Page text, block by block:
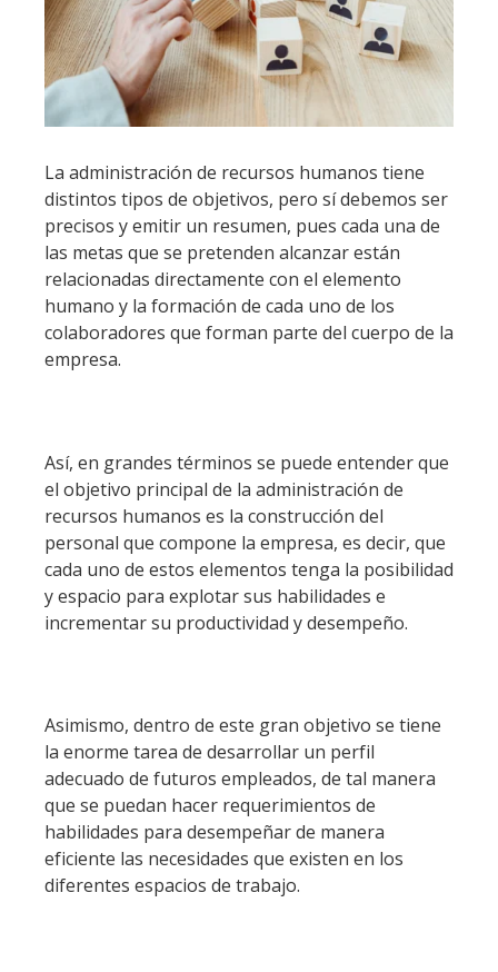
La administración de recursos humanos tiene
distintos tipos de objetivos, pero sí debemos ser
precisos y emitir un resumen, pues cada una de
las metas que se pretenden alcanzar están
relacionadas directamente con el elemento
humano y la formación de cada uno de los
colaboradores que forman parte del cuerpo de la
empresa.
Así, en grandes términos se puede entender que
el objetivo principal de la administración de
recursos humanos es la construcción del
personal que compone la empresa, es decir, que
cada uno de estos elementos tenga la posibilidad
y espacio para explotar sus habilidades e
incrementar su productividad y desempeño.
Asimismo, dentro de este gran objetivo se tiene
la enorme tarea de desarrollar un perfil
adecuado de futuros empleados, de tal manera
que se puedan hacer requerimientos de
habilidades para desempeñar de manera
eficiente las necesidades que existen en los
diferentes espacios de trabajo.